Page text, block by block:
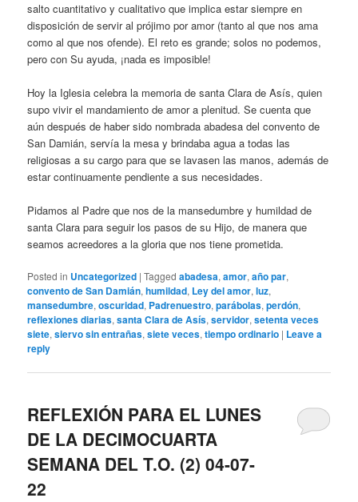
salto cuantitativo y cualitativo que implica estar siempre en
disposición de servir al prójimo por amor (tanto al que nos ama
como al que nos ofende). El reto es grande; solos no podemos,
pero con Su ayuda, ¡nada es imposible!
Hoy la Iglesia celebra la memoria de santa Clara de Asís, quien
supo vivir el mandamiento de amor a plenitud. Se cuenta que
aún después de haber sido nombrada abadesa del convento de
San Damián, servía la mesa y brindaba agua a todas las
religiosas a su cargo para que se lavasen las manos, además de
estar continuamente pendiente a sus necesidades.
Pidamos al Padre que nos de la mansedumbre y humildad de
santa Clara para seguir los pasos de su Hijo, de manera que
seamos acreedores a la gloria que nos tiene prometida.
Posted in Uncategorized |Tagged abadesa,amor,año par,
convento de San Damián,humildad, Ley del amor,luz,
mansedumbre,oscuridad, Padrenuestro,parábolas,perdón,
reflexiones diarias,santa Clara de Asís,servidor,setenta veces
siete,siervo sin entrañas,siete veces,tiempo ordinario | Leave a
reply
REFLEXIÓN PARA EL LUNES
DE LA DECIMOCUARTA
SEMANA DEL T.O. (2) 04-07-
22